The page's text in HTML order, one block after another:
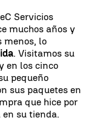
Servicios
muchos años y
menos, lo
. Visitamos su
en los cinco
pequeño
sus paquetes en
que hice por
en su tienda.